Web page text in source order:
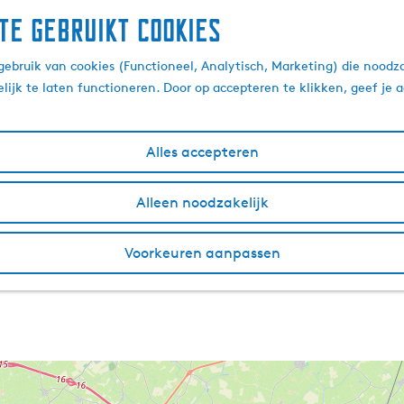
gebruikt cookies
van cookies (Functioneel, Analytisch, Marketing) die
te laten functioneren. Door op accepteren te klikken, geef je
Alles accepteren
Alleen noodzakelijk
Voorkeuren aanpassen